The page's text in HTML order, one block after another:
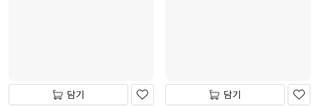
담기 담기